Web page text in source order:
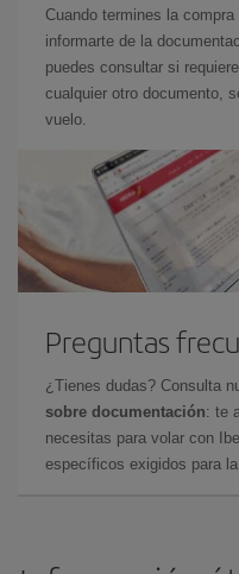
Cuando termines la
informarte de la
puedes consultar si
cualquier otro documento,
vuelo.
Preguntas
¿Tienes dudas? Consulta
sobre documentación: te
necesitas para volar con
específicos exigidos para